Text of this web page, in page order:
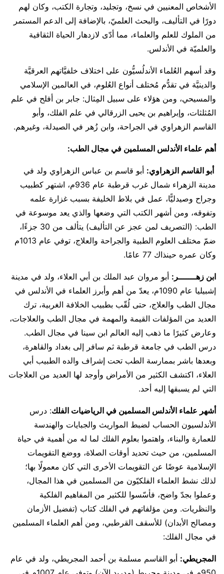
الأشخاص المعنيين في نسخ، وتجليد، وتجارة الكتب، وكان لهم
دورًا في التأليف، والبحث العلميّ، بالإضافة إلى الدعم المستمر
من الملوك للعلم والعلماء، مما أدّى لازدهار الحياة الثقافية
والعلميّة في الأندلس.
وقد أسهم العُلماء الأندلُسيُّون على اختلاف خلفيَّاتهم العرقيَّة
والدينيَّة في تقدُّم مُختلف أنواع العُلوم، في العالمين الإسلامي
والمسيحي، ومن هؤلاء على سبيل المِثال: جابر بن أفلح في علم
المُثلثات، وإبراهيم بن يحيى الزرقالي في علم الفلك، وأبو
القاسم الزهراوي في الجراحة، وابن زُهر في الصيدلة، وغيرهم.
أهم علماء الأندلس المسلمين في مجال الطب:
أبو القاسم الزهراوي: أبو قاسم بن عباس الزهراوي ولد في
مدينة الزهراء شمال غرب قرطبة عام 936م، اشتهر كطبيب
وجراح وصيدليًّا، عمل في بلاط الخليفة بسبب غزارة علمه
وتفوقه، ومن أشهر الكتب التي وضعها والذي يعد موسوعة في
الطب: (التصريف لمن عجز عن التأليف) يتألف من 30 جزءًا،
ضمّ مختلف العلوم الطبية والجراحة والعلاج، توفي عام 1013م
وكان عمره حينذاك 77 عامًا.
ابن زهـــــــر: أبو مروان عبد الملك بن أبي العلاء، ولد في مدينة
إشبيليا عام 1090م، يعدّ من أهم وأبرز العلماء في الأندلس في
مجال الطب والعلاج، حتى لُقّب بطبيب الخلافة الغربية، ترك
العديد من المؤلفات القيمة والمهمة في مجال الطب والعلاجات،
وعارض كثيرًا ما ذهب إليه العالم ابن سينا في مجال الطب.
درس الطب في جامعة قرطبة ثم سافر إلى بغداد والقاهرة،
وبعدها باشر بممارسة الطب تحت إشراف والده الطبيب أبي
العلاء، اكتشف الكثير من الأمراض وأوجد لها العديد من العلاجات
التي لم يسبقها إليه أحد.
أشهر علماء الأندلس المسلمين في الرياضيات الفلك: درس
الأندلسيون الحساب لضبط المواريث والجبايات والهندسة
للعمارة والبناء، واهتموا بعلوم الفلك لما له من أهمية في حياة
المسلمين، من حيث تحديد أوقات الصلاة، ووضع التقويمات
الإسلامية عوضًا عن التقويمات الأخرى التي كان معمولًا بها؛
لذلك نشط العلماء الفلكيّون من المسلمين في هذا المجال،
وعملوا بجدّ واضح، فأسّسوا للكثير من المفاهيم الفلكية
والنظريات. ومن مؤلفاتهم في الفلك كتاب (تفضيل الأزمان
ومصالح الأبدان) للأسقف القرطبي، ومن أهم العلماء المسلمين
في مجال الفلك:
المجريطي: أبو القاسم مسلمة بن أحمد المجريطي، ولد في عام